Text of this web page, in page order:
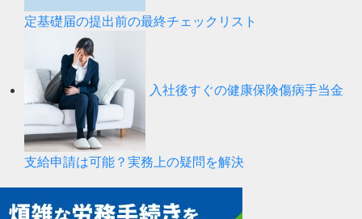
定基礎届の提出前の最終チェックリスト
入社後すぐの健康保険傷病手当金
支給申請は可能？実務上の疑問を解決